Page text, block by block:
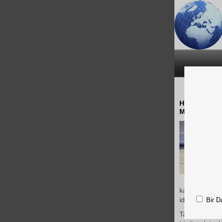
Hakkari
Mardin
kadar etkili
iddiasını
Tamamı
Bir